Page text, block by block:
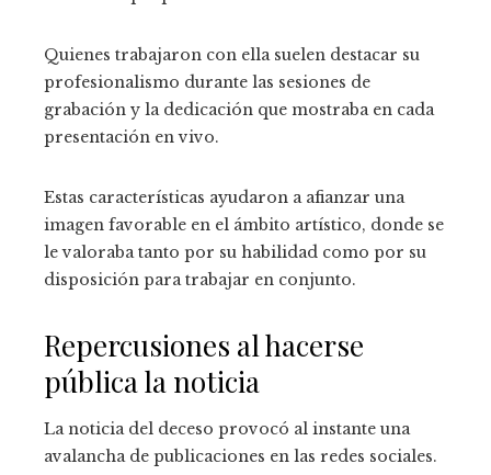
Quienes trabajaron con ella suelen destacar su
profesionalismo durante las sesiones de
grabación y la dedicación que mostraba en cada
presentación en vivo.
Estas características ayudaron a afianzar una
imagen favorable en el ámbito artístico, donde se
le valoraba tanto por su habilidad como por su
disposición para trabajar en conjunto.
Repercusiones al hacerse
pública la noticia
La noticia del deceso provocó al instante una
avalancha de publicaciones en las redes sociales.